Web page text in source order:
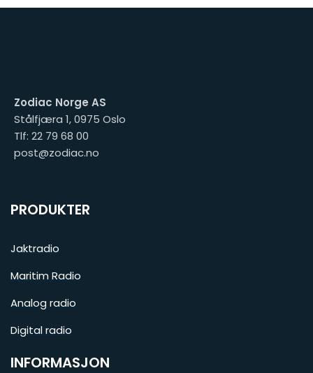
Zodiac Norge AS
Stålfjæra 1, 0975 Oslo
Tlf: 22 79 68 00
post@zodiac.no
PRODUKTER
Jaktradio
Maritim Radio
Analog radio
Digital radio
INFORMASJON